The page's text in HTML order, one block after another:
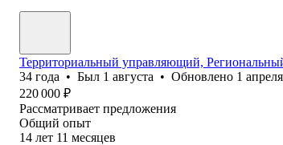
Территориальный управляющий,
34 года • Был 1 августа • Обновлено 1 апреля
220 000 ₽
Рассматривает предложения
Общий опыт
14 лет 11 месяцев